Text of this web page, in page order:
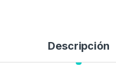
Descripción